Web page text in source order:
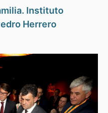
Instituto
Herrero